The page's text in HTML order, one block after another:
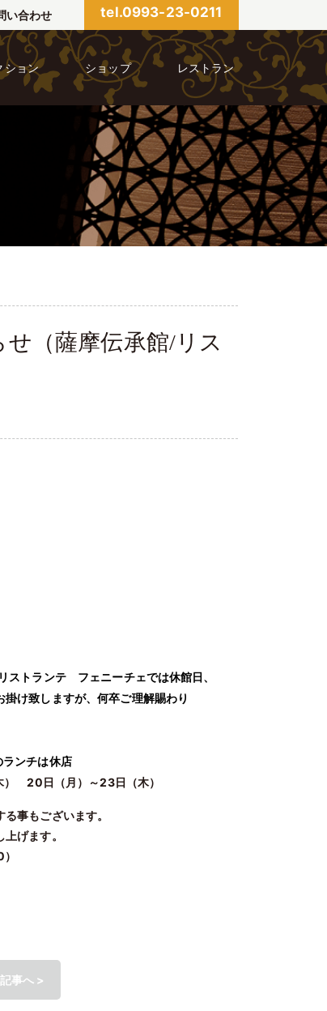
い合わせ tel.0993-23-0211
ション ショップ レストラン
（薩摩伝承館/リス
ストランテ フェニーチェでは休館日、
掛け致しますが、何卒ご理解賜わり
ンチは休店
20日（月）～23日（木）
事もございます。
げます。
事へ >